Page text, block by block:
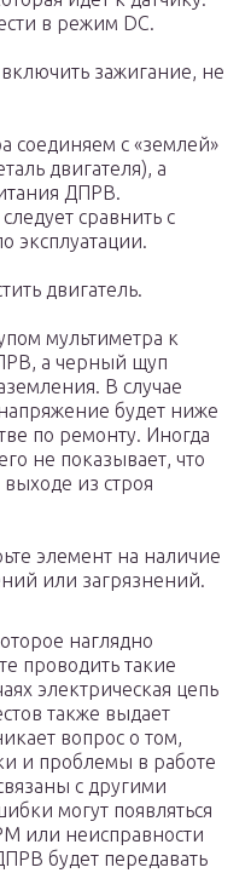
в режим DC.
зажигание, не
соединяем с «землей»
двигателя), а
ДПРВ.
сравнить с
эксплуатации.
двигатель.
мультиметра к
а черный щуп
В случае
будет ниже
по ремонту. Иногда
не показывает, что
выходе из строя
элемент на наличие
или загрязнений.
наглядно
проводить такие
электрическая цепь
также выдает
вопрос о том,
и проблемы в работе
с другими
могут появляться
или неисправности
будет передавать